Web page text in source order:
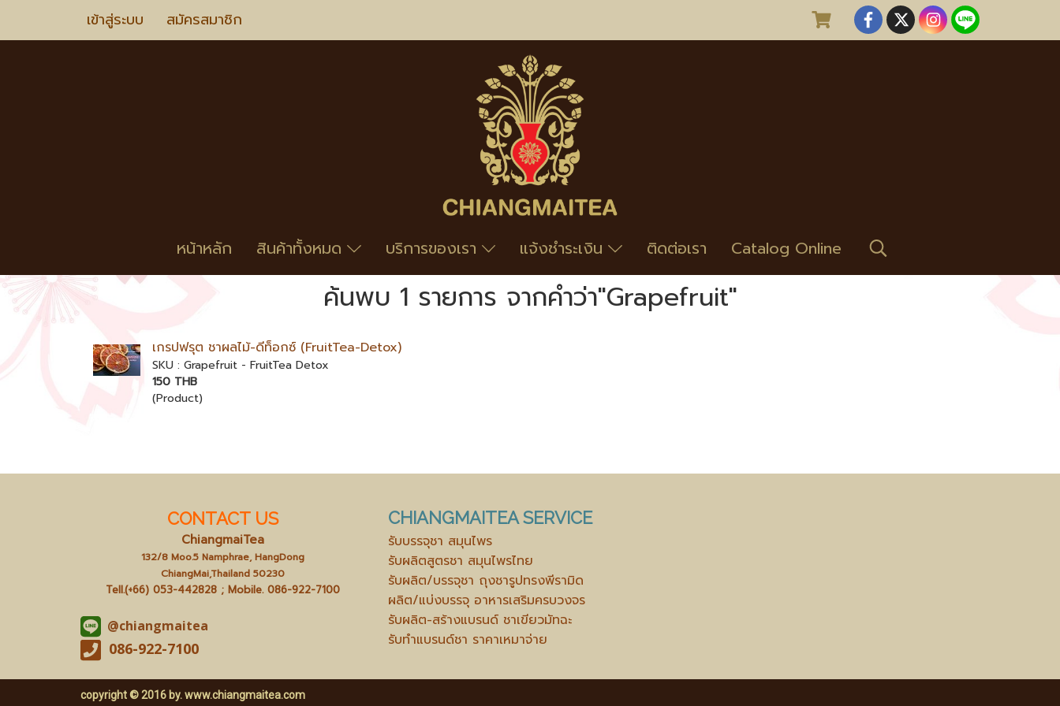
เข้าสู่ระบบ สมัครสมาชิก
หน้าหลัก สินค้าทั้งหมด บริการของเรา แจ้งชำระเงิน ติดต่อเรา Catalog Online
ค้นพบ 1 รายการ จากคำว่า"Grapefruit"
เกรปฟรุต ชาผลไม้-ดีท็อกซ์ (FruitTea-Detox)
SKU : Grapefruit - FruitTea Detox
150 THB
(Product)
CONTACT US
ChiangmaiTea
132/8 Moo.5 Namphrae, HangDong
ChiangMai,Thailand 50230
Tell.(+66) 053-442828 ; Mobile. 086-922-7100
@chiangmaitea
086-922-7100
CHIANGMAITEA SERVICE
รับบรรจุชา สมุนไพร
รับผลิตสูตรชา สมุนไพรไทย
รับผลิต/บรรจุชา ถุงชารูปทรงพีรามิด
ผลิต/แบ่งบรรจุ อาหารเสริมครบวงจร
รับผลิต-สร้างแบรนด์ ชาเขียวมัทฉะ
รับทำแบรนด์ชา ราคาเหมาจ่าย
copyright © 2016 by.www.chiangmaitea.com